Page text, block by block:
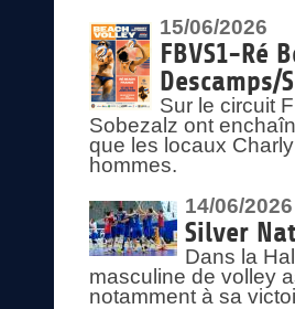
15/06/2026
FBVS1-Ré
Descamps/
Sur le circuit
Sobezalz ont
que les locaux
hommes.
14/06/2026
Silver
Dans la
masculine de volley
notamment à sa